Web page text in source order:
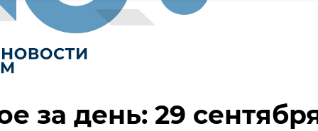
за день: 29